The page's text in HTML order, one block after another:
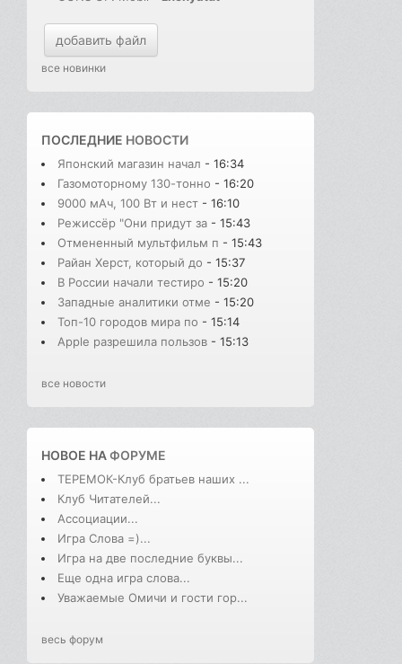
добавить файл
все новинки
ПОСЛЕДНИЕ НОВОСТИ
Японский магазин начал - 16:34
Газомоторному 130-тонно - 16:20
9000 мАч, 100 Вт и нест - 16:10
Режиссёр "Они придут за - 15:43
Отмененный мультфильм п - 15:43
Райан Херст, который до - 15:37
В России начали тестиро - 15:20
Западные аналитики отме - 15:20
Топ-10 городов мира по - 15:14
Apple разрешила пользов - 15:13
все новости
НОВОЕ НАФОРУМЕ
ТЕРЕМОК-Клуб братьев наших ...
Клуб Читателей...
Ассоциации...
Игра Слова =)...
Игра на две последние буквы...
Еще одна игра слова...
Уважаемые Омичи и гости гор...
весь форум